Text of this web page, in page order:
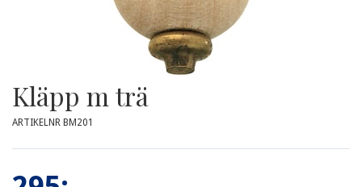
Kläpp m trä
ARTIKELNR BM201